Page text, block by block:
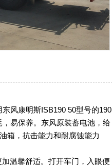
风康明斯ISB190 50型号的190
易保养。东风原装蓄电池，给
箱，抗击能力和耐腐蚀能力
温馨舒适。打开车门，入眼便